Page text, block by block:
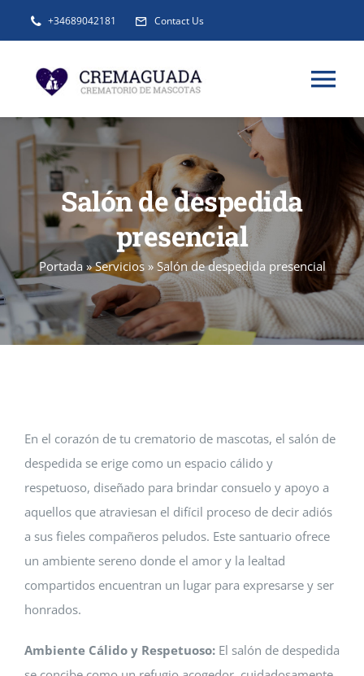
+34689042181 Contact Us
INFORMACIÓN
SERVICIOS
URNAS Y RECUERDOS
BLOG
Salón de despedida
presencial
Portada»Servicios» Salón de despedida presencial
En el corazón de tu crematorio de mascotas, el salón de
despedida se erige como un espacio cálido y
respetuoso, diseñado para brindar consuelo y apoyo a
aquellos que atraviesan el difícil proceso de decir adiós
a sus fieles compañeros peludos. Este santuario ofrece
un ambiente sereno donde el amor y la lealtad
compartidos encuentran un lugar para expresarse y ser
honrados.
Ambiente Cálido y Respetuoso:El salón de despedida